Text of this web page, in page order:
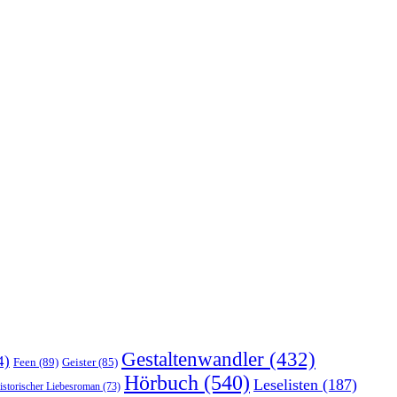
Feen (89) Geister(85) Gestaltenwandler (432)
Liebesroman (73) Hörbuch (540) Leselisten (187)